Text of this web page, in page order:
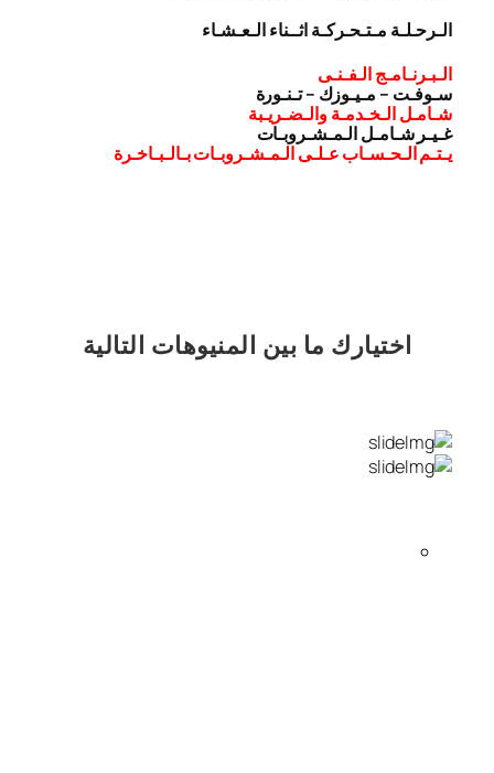
الـرحـلـة مـتـحـركـة اثــناء الـعـشـاء
الـبـرنـامـج الـفـنـى
سـوفـت – مـيـوزك – تـنـورة
شـامـل الـخـدمـة والـضـريـبة
غـيـر شـامـل الـمـشـروبـات
يـتـم الـحـسـاب عـلـى الـمـشـروبـات بـالـبـاخـرة
اختيارك ما بين المنيوهات التالية